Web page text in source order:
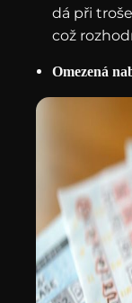
dá při
což
Omezená